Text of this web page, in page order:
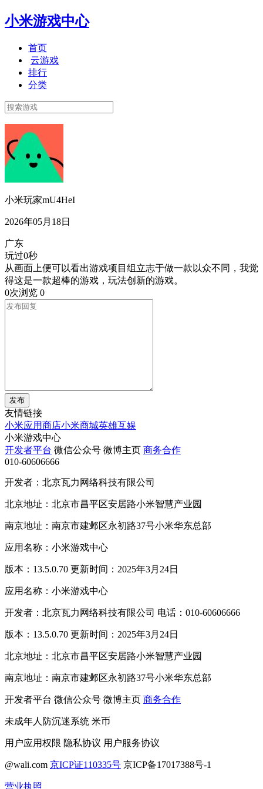
小米游戏中心
首页
云游戏
排行
分类
小米玩家mU4HeI
2026年05月18日
广东
玩过0秒
从画面上便可以看出游戏项目组立志于做一款以众不同，我觉
得这是一款超棒的游戏，玩法创新的游戏。
0次浏览 0
发布
友情链接
小米应用商店小米商城英雄互娱
小米游戏中心
开发者平台 微信公众号 微博主页 商务合作
010-60606666
开发者：北京瓦力网络科技有限公司
北京地址：北京市昌平区安居路小米智慧产业园
南京地址：南京市建邺区永初路37号小米华东总部
应用名称：小米游戏中心
版本：13.5.0.70 更新时间：2025年3月24日
应用名称：小米游戏中心
开发者：北京瓦力网络科技有限公司 电话：010-60606666
版本：13.5.0.70 更新时间：2025年3月24日
北京地址：北京市昌平区安居路小米智慧产业园
南京地址：南京市建邺区永初路37号小米华东总部
开发者平台 微信公众号 微博主页 商务合作
未成年人防沉迷系统 米币
用户应用权限 隐私协议 用户服务协议
@wali.com 京ICP证110335号 京ICP备17017388号-1
营业执照